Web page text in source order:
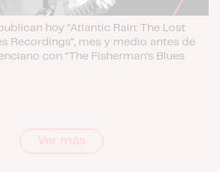
hoy “Atlantic Rain: The Lost
Recordings”, mes y medio antes de
con “The Fisherman’s Blues
Ver más